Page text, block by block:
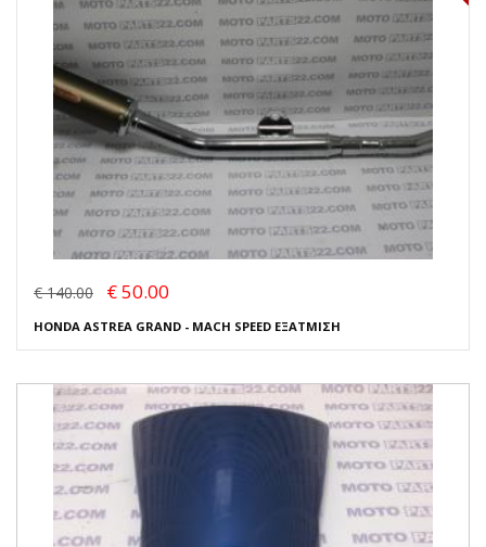
€ 140.00 € 50.00
HONDA ASTREA GRAND - MACH SPEED ΕΞΑΤΜΙΣΗ